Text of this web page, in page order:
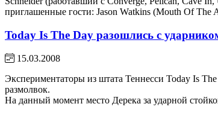
приглашенные гости: Jason Watkins (Mouth Of The
Today Is The Day разошлись с
15.03.2008
Экспериментаторы из штата Теннесси Today Is
размолвок.
На данный момент место Дерека за ударной